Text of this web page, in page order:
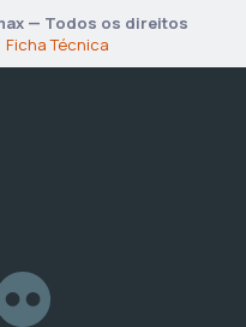
— Todos os direitos
Ficha Técnica